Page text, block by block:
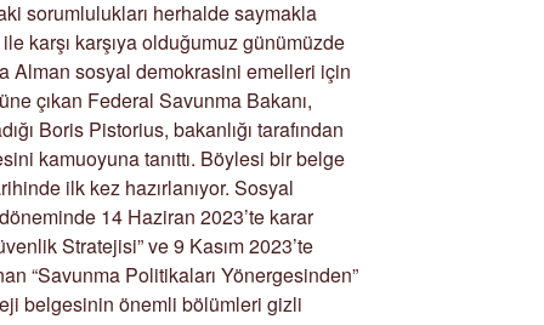
sorumlulukları herhalde saymakla
karşı karşıya olduğumuz günümüzde
Alman sosyal demokrasini emelleri için
çıkan Federal Savunma Bakanı,
Boris Pistorius, bakanlığı tarafından
kamuoyuna tanıttı. Böylesi bir belge
ilk kez hazırlanıyor. Sosyal
14 Haziran 2023’te karar
Stratejisi” ve 9 Kasım 2023’te
“Savunma Politikaları Yönergesinden”
belgesinin önemli bölümleri gizli